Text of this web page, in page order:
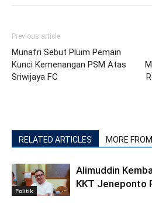
Previous article
Munafri Sebut Pluim Pemain
Kunci Kemenangan PSM Atas
Sriwijaya FC
RELATED ARTICLES MORE
Politik
Alimuddin
KKT Jeneponto